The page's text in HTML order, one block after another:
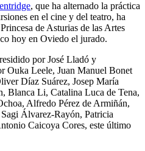
, que ha alternado la práctica
en el cine y del teatro, ha
de Asturias de las Artes
hoy en Oviedo el jurado.
por José Lladó y
Ouka Leele, Juan Manuel Bonet
Díaz Suárez, Josep María
Blanca Li, Catalina Luca de Tena,
Alfredo Pérez de Armiñán,
Álvarez-Rayón, Patricia
Caicoya Cores, este último